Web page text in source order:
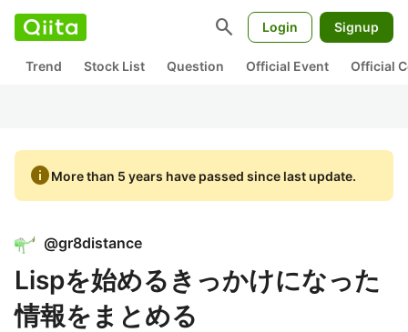
search Login Signup
Trend Stock List Question Official Event Official
infoMore than 5 years have passed since last update.
@gr8distance
Lispを始めるきっかけになった
情報をまとめる